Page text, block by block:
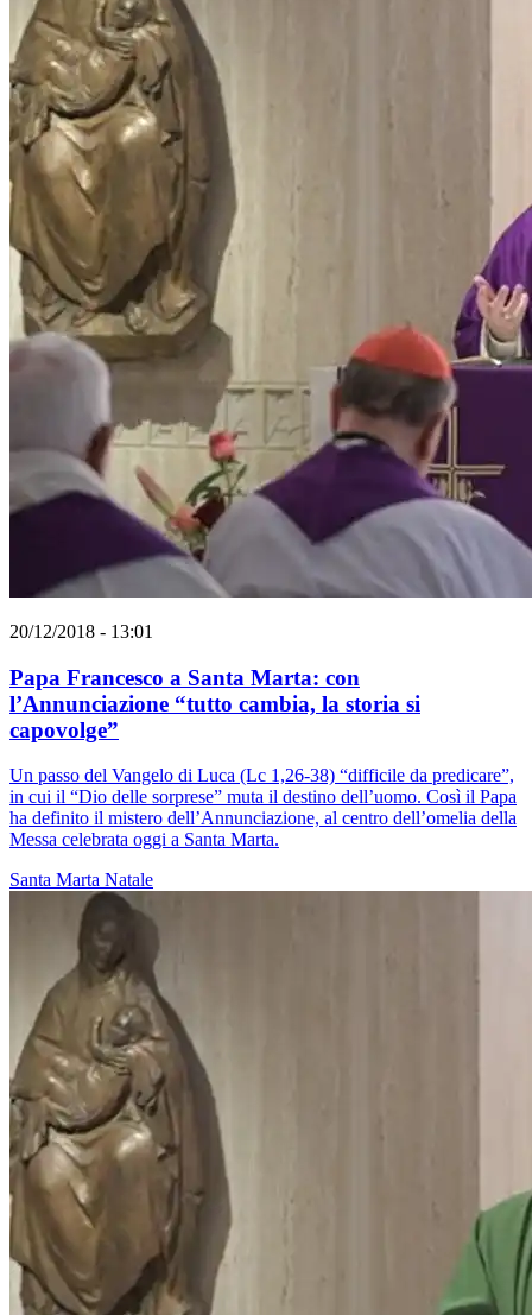
20/12/2018 - 13:01
Papa Francesco a Santa Marta: con
l’Annunciazione “tutto cambia, la storia si
capovolge”
Un passo del Vangelo di Luca (Lc 1,26-38) “difficile da predicare”,
in cui il “Dio delle sorprese” muta il destino dell’uomo. Così il Papa
ha definito il mistero dell’Annunciazione, al centro dell’omelia della
Messa celebrata oggi a Santa Marta.
Santa Marta Natale